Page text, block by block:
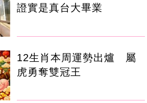
證實是真台大畢業
12生肖本周運勢出爐 屬
虎勇奪雙冠王